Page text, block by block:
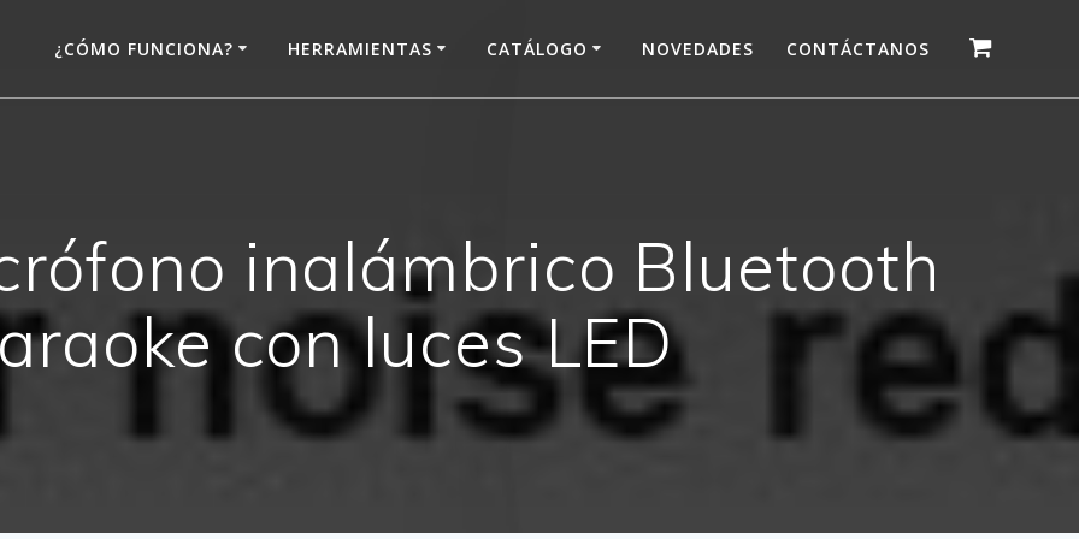
¿CÓMO FUNCIONA? HERRAMIENTAS CATÁLOGO NOVEDADES CONTÁCTANOS
inalámbrico Bluetooth
con luces LED